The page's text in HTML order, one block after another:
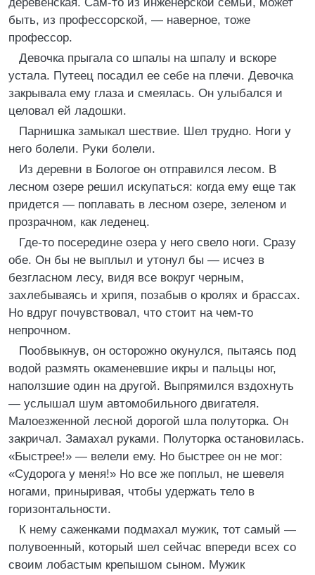
быть, из профессорской, — наверное, тоже
профессор.
Девочка прыгала со шпалы на шпалу и вскоре
устала. Путеец посадил ее себе на плечи. Девочка
закрывала ему глаза и смеялась. Он улыбался и
целовал ей ладошки.
Парнишка замыкал шествие. Шел трудно. Ноги у
него болели. Руки болели.
Из деревни в Бологое он отправился лесом. В
лесном озере решил искупаться: когда ему еще так
придется — поплавать в лесном озере, зеленом и
прозрачном, как леденец.
Где-то посередине озера у него свело ноги. Сразу
обе. Он бы не выплыл и утонул бы — исчез в
безгласном лесу, видя все вокруг черным,
захлебываясь и хрипя, позабыв о кролях и брассах.
Но вдруг почувствовал, что стоит на чем-то
непрочном.
Пообвыкнув, он осторожно окунулся, пытаясь под
водой размять окаменевшие икры и пальцы ног,
наползшие один на другой. Выпрямился вздохнуть
— услышал шум автомобильного двигателя.
Малоезженной лесной дорогой шла полуторка. Он
закричал. Замахал руками. Полуторка остановилась.
«Быстрее!» — велели ему. Но быстрее он не мог:
«Судорога у меня!» Но все же поплыл, не шевеля
ногами, приныривая, чтобы удержать тело в
горизонтальности.
К нему саженками подмахал мужик, тот самый —
полувоенный, который шел сейчас впереди всех со
своим лобастым крепышом сыном. Мужик